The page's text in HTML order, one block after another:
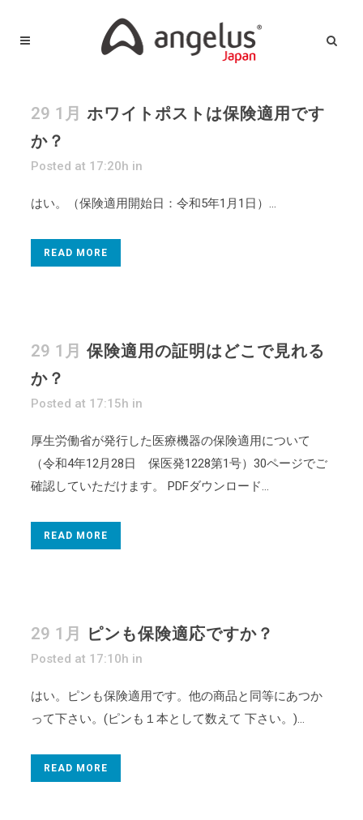
29 1月 ホワイトポストは保険適用です
か？
Posted at 17:20h in
はい。（保険適用開始日：令和5年1月1日）...
READ MORE
29 1月 保険適用の証明はどこで見れる
か？
Posted at 17:15h in
厚生労働省が発行した医療機器の保険適用について
（令和4年12月28日 保医発1228第1号）30ページでご
確認していただけます。 PDFダウンロード...
READ MORE
29 1月 ピンも保険適応ですか？
Posted at 17:10h in
はい。ピンも保険適用です。他の商品と同等にあつか
って下さい。(ピンも１本として数えて 下さい。)...
READ MORE